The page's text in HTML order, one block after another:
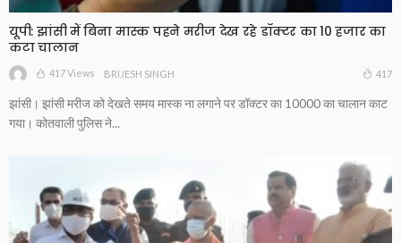
यूपी: झांसी में बिना मास्क पहने मरीज देख रहे डॉक्टर का 10 हजार का
कटा चालान
417 Views BRIJESH SINGH 417
झांसी। झांसी मरीज को देखते समय मास्क ना लगाने पर डॉक्टर का 10000 का चालान काट
गया। कोतवाली पुलिस ने...